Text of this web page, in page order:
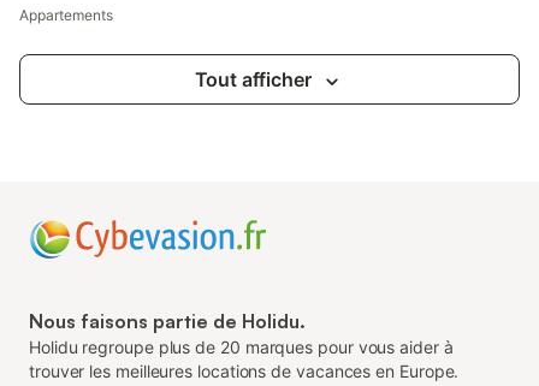
Appartements
Tout afficher
Nous faisons partie de Holidu.
Holidu regroupe plus de 20 marques pour vous aider à
trouver les meilleures locations de vacances en Europe.